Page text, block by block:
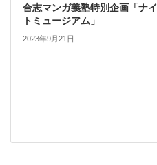
合志マンガ義塾特別企画「ナイ
トミュージアム」
2023年9月21日